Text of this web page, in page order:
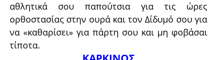
αθλητικά σου παπούτσια για τις ώρες
ορθοστασίας στην ουρά και τον Δίδυμό σου για
να «καθαρίσει» για πάρτη σου και μη φοβάσαι
τίποτα.